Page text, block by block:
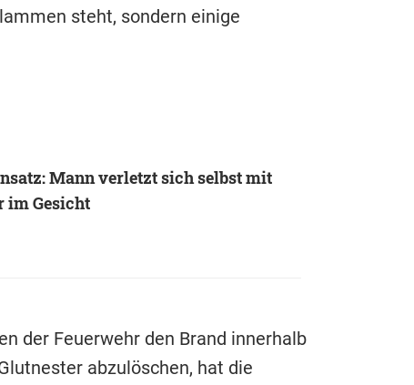
steht, sondern einige
Mann verletzt sich selbst mit
im Gesicht
der Feuerwehr den Brand innerhalb
abzulöschen, hat die